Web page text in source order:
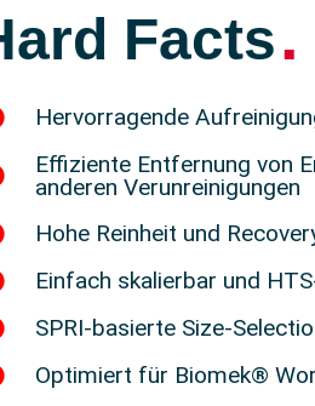
Facts
.
Hervorragende
Effiziente Entfernung von
anderen Verunreinigungen
Hohe Reinheit und
Einfach skalierbar und
SPRI-basierte Size-
Optimiert für Biomek®